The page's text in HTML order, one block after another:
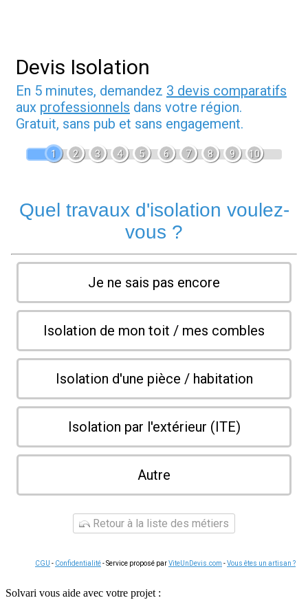
Devis Isolation
En 5 minutes, demandez 3 devis comparatifs
aux professionnels dans votre région.
Gratuit, sans pub et sans engagement.
1 2 3 4 5 6 7 8 9 10
Quel travaux d'isolation voulez-
vous ?
Je ne sais pas encore
Isolation de mon toit / mes combles
Isolation d'une pièce / habitation
Isolation par l'extérieur (ITE)
Autre
Retour à la liste des métiers
CGU - Confidentialité- Service proposé parViteUnDevis.com -Vous êtes un artisan ?
Solvari vous aide avec votre projet :